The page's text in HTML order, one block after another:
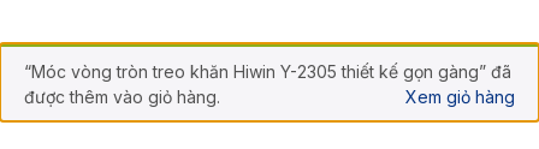
“Móc vòng tròn treo khăn Hiwin Y-2305 thiết kế gọn gàng” đã
được thêm vào giỏ hàng.
Xem giỏ hàng